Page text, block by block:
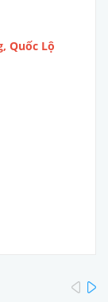
Quốc Lộ